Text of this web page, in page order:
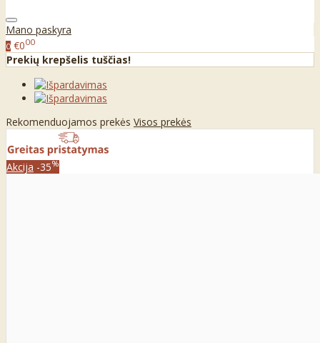
Mano paskyra
0 €000
Prekių krepšelis tuščias!
Rekomenduojamos prekės Visos prekės
Akcija -35%